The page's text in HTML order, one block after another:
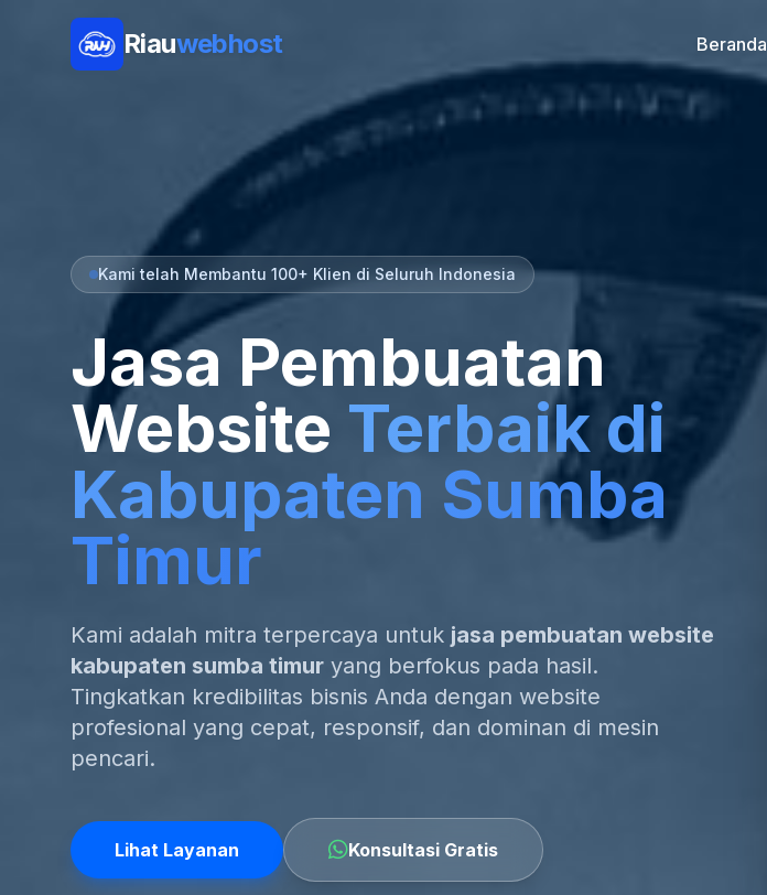
Riauwebhost Beranda
Kami telah Membantu 100+ Klien di Seluruh Indonesia
Jasa Pembuatan
Website Terbaik di
Kabupaten Sumba
Timur
Kami adalah mitra terpercaya untuk jasa pembuatan website
kabupaten sumba timur yang berfokus pada hasil.
Tingkatkan kredibilitas bisnis Anda dengan website
profesional yang cepat, responsif, dan dominan di mesin
pencari.
Lihat Layanan Konsultasi Gratis